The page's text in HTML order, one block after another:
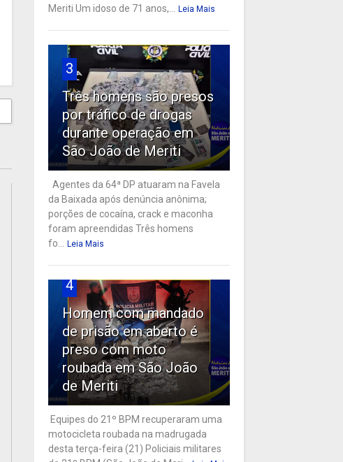
Meriti Um idoso de 71 anos,...
Leia Mais
3
Três homens são presos
por tráfico de drogas
durante operação em
São João de Meriti
Agentes da 64ª DP atuaram na Favela
da Baixada após denúncia anônima;
porções de cocaína, crack e maconha
foram apreendidas Três homens
fo...
Leia Mais
4
Homem com mandado
de prisão em aberto é
preso com moto
roubada em São João
de Meriti
Equipes do 21º BPM recuperaram uma
motocicleta roubada na madrugada
desta terça-feira (21) Policiais militares